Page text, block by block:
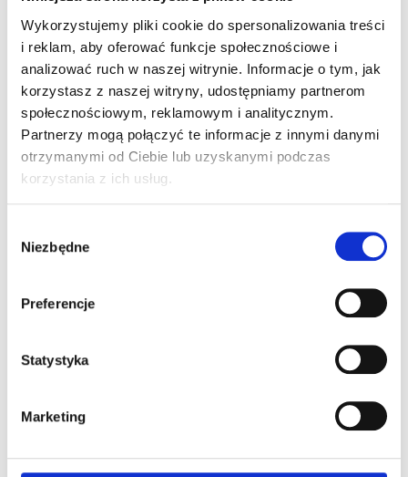
Wykorzystujemy pliki cookie do spersonalizowania treści
i reklam, aby oferować funkcje społecznościowe i
analizować ruch w naszej witrynie. Informacje o tym, jak
korzystasz z naszej witryny, udostępniamy partnerom
społecznościowym, reklamowym i analitycznym.
Partnerzy mogą połączyć te informacje z innymi danymi
otrzymanymi od Ciebie lub uzyskanymi podczas
korzystania z ich usług.
zgody
Niezbędne
Preferencje
Statystyka
Marketing
Wynajem urządzeń
drukujących
Dodaj komentarz